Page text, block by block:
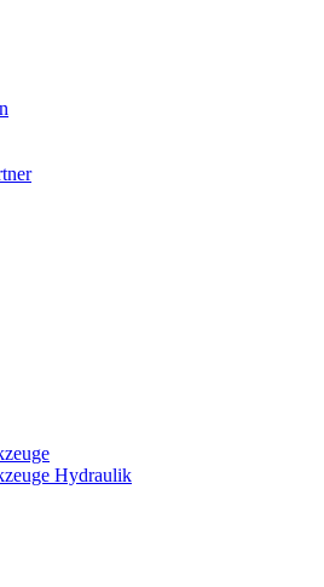
Hydraulik